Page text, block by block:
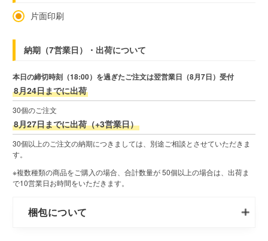
片面印刷
納期（7営業日）・出荷について
本日の締切時刻（18:00）を過ぎたご注文は翌営業日（8月7日）受付
8月24日までに出荷
30個のご注文
8月27日までに出荷（+3営業日）
30個以上のご注文の納期につきましては、別途ご相談とさせていただきま
す。
※複数種類の商品をご購入の場合、合計数量が 50個以上の場合は、出荷ま
で10営業日お時間をいただきます。
梱包について